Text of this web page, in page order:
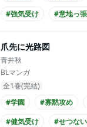
#強気受け
#意地っ
#せつない
#黒髪攻め
#スーツ受け
爪先に光路図
青井秋
BLマンガ
全1巻(完結)
#学園
#寡黙攻め
#健気受け
#せつない